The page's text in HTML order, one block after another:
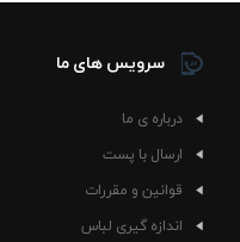
سرویس های ما
درباره ی ما
ارسال با پست
قوانین و مقررات
اندازه گیری لباس